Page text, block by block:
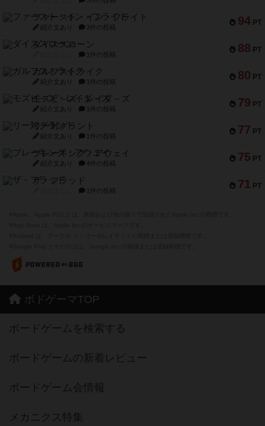
94 PT
ファースト・イン・フライト
紹介文あり 3件の投稿
88 PT
ダイススローン
1件の投稿
80 PT
ガルフストライク
紹介文あり 1件の投稿
79 PT
モズビ－ズ・レイダ－ズ
紹介文あり 1件の投稿
77 PT
リー対グラント
紹介文あり 1件の投稿
75 PT
ブレーキング・アウェイ
紹介文あり 4件の投稿
71 PT
ザ・フラッド
1件の投稿
ボドゲーマTOP
ボードゲームを検索する
ボードゲームの新着レビュー
ボードゲーム会情報
メカニクス特集